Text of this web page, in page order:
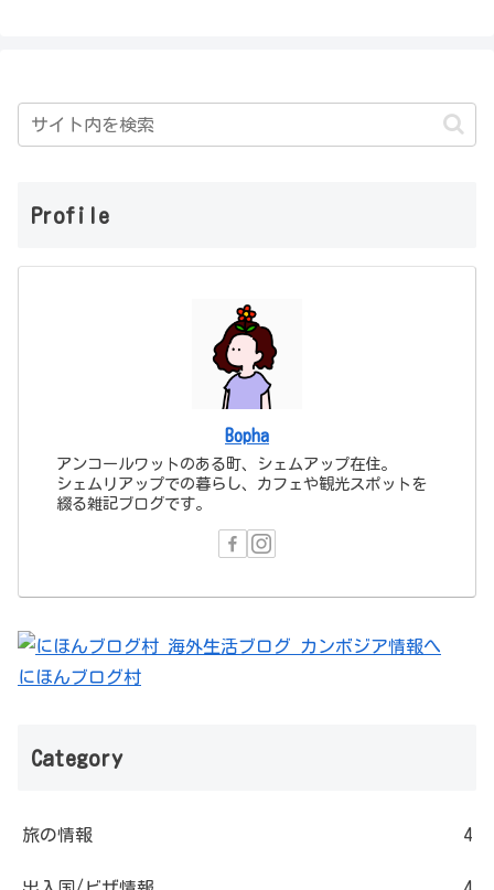
Profile
Bopha
アンコールワットのある町、シェムアップ在住。
シェムリアップでの暮らし、カフェや観光スポットを
綴る雑記ブログです。
にほんブログ村
Category
旅の情報 4